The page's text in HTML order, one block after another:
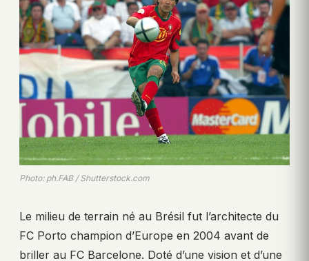
Photo: ph.FAB / Shutterstock.com
Le milieu de terrain né au Brésil fut l’architecte du
FC Porto champion d’Europe en 2004 avant de
briller au FC Barcelone. Doté d’une vision et d’une